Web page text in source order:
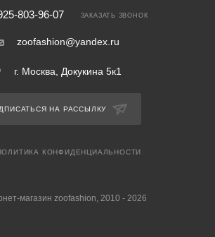
803-96-07 ЗАКАЗАТЬ ЗВОНОК
zoofashion@yandex.ru
г. Москва, Докукина 5к1
НА РАССЫЛКУ
КОНФИДЕНЦИАЛЬНОСТИ
магазин zoofashion, 2010 - 2026